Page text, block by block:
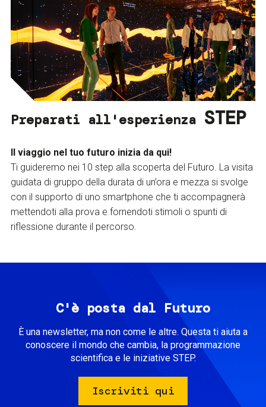
Preparati all'esperienza STEP
Il viaggio nel tuo futuro inizia da qui!
Ti guideremo nei 10 step alla scoperta del Futuro. La visita
guidata di gruppo della durata di un’ora e mezza si svolge
con il supporto di uno smartphone che ti accompagnerà
mettendoti alla prova e fornendoti stimoli o spunti di
riflessione durante il percorso.
C'è posta dal Futuro
È una newsletter, ma non come le altre. Questa ti aiuta a
conoscere il mondo che cambia, la programmazione
scientifica e le iniziative STEP.
Iscriviti qui